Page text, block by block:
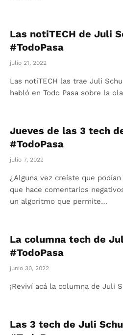
Las notiTECH de Juli
#TodoPasa
julio 21, 2022
Las notiTECH las trae Juli
habló en Todo Pasa sobre la
Jueves de las 3 tech
#TodoPasa
julio 7, 2022
¿Alguna vez creíste que
que hace comentarios
un algoritmo que permite…
La columna tech de
#TodoPasa
junio 30, 2022
¡Reviví acá la columna de Juli
Las 3 tech de Juli